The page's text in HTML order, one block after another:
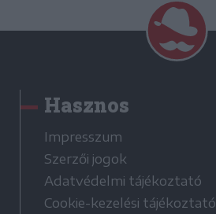
Hasznos
Impresszum
Szerzői jogok
Adatvédelmi tájékoztató
Cookie-kezelési tájékoztató